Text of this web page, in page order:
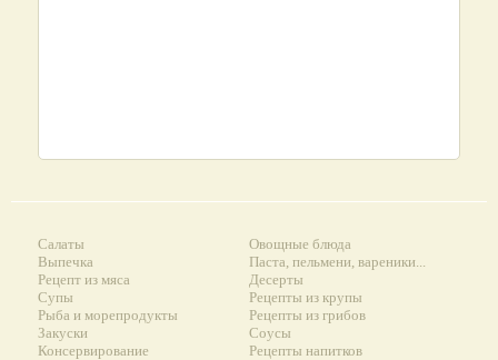
Салаты
Выпечка
Рецепт из мяса
Супы
Рыба и морепродукты
Закуски
Консервирование
Овощные блюда
Паста, пельмени, вареники...
Десерты
Рецепты из крупы
Рецепты из грибов
Соусы
Рецепты напитков